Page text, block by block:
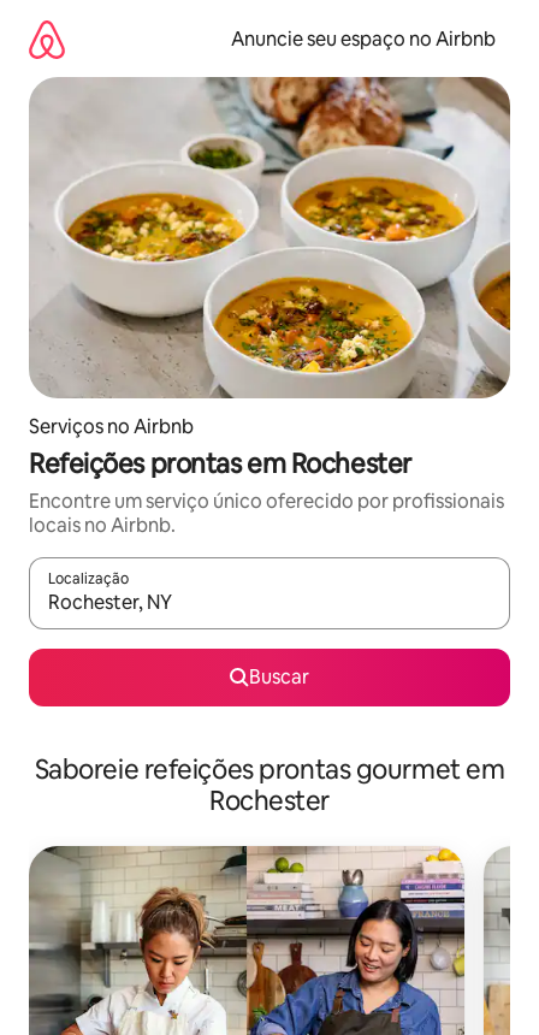
para
conteúdo
Anuncie seu espaço no Airbnb
Serviços no Airbnb
Refeições prontas em Rochester
Encontre um serviço único oferecido por profissionais
locais no Airbnb.
Localização
Quando os resultados estiverem disponíveis, explore-os
Buscar
Saboreie refeições prontas gourmet em
Rochester